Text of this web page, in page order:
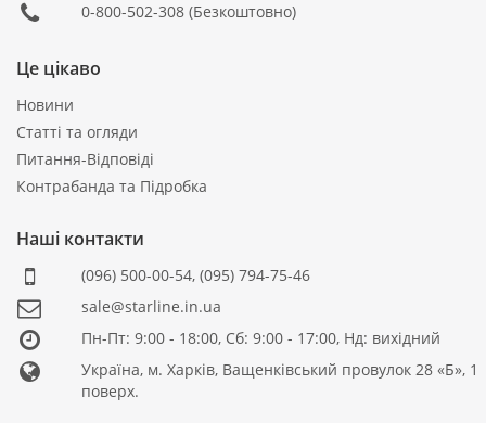
0-800-502-308(Безкоштовно)
Це цікаво
Новини
Статті та огляди
Питання-Відповіді
Контрабанда та Підробка
Наші контакти
(096) 500-00-54, (095) 794-75-46
sale@starline.in.ua
Пн-Пт: 9:00 - 18:00, Сб: 9:00 - 17:00, Нд: вихідний
Україна, м. Харків, Ващенківський провулок 28 «Б», 1
поверх.